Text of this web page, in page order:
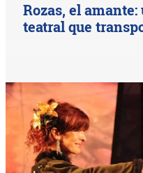
Rozas, el
teatral que